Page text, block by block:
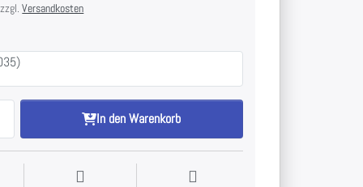
Versandkosten
In den Warenkorb